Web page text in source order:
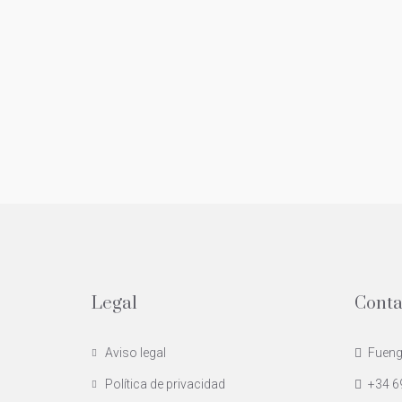
Legal
Aviso legal
Política de privacidad +34